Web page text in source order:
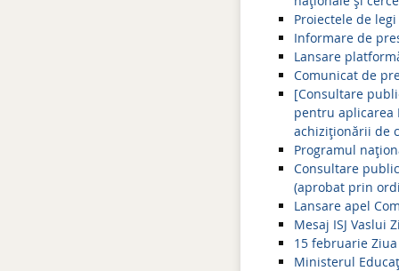
Proiectele de
Informare de
Lansare
Comunicat de
[Consultare
pentru aplicarea
achiziționării de
Programul
Consultare
(aprobat prin
Lansare apel
Mesaj ISJ Vaslui
15 februarie
Ministerul